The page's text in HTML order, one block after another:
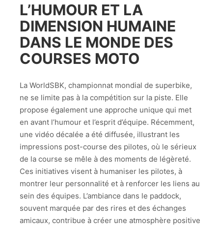
L’HUMOUR ET LA
DIMENSION HUMAINE
DANS LE MONDE DES
COURSES MOTO
La WorldSBK, championnat mondial de superbike,
ne se limite pas à la compétition sur la piste. Elle
propose également une approche unique qui met
en avant l’humour et l’esprit d’équipe. Récemment,
une vidéo décalée a été diffusée, illustrant les
impressions post-course des pilotes, où le sérieux
de la course se mêle à des moments de légèreté.
Ces initiatives visent à humaniser les pilotes, à
montrer leur personnalité et à renforcer les liens au
sein des équipes. L’ambiance dans le paddock,
souvent marquée par des rires et des échanges
amicaux, contribue à créer une atmosphère positive